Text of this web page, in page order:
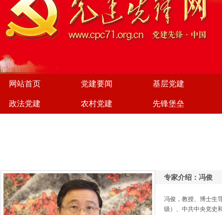
网站首页 党建要闻 基层党建
政法党建 农村党建 先锋堡垒
专家介绍：冯俊
冯俊，教授、博士生
级）、中共中央党史